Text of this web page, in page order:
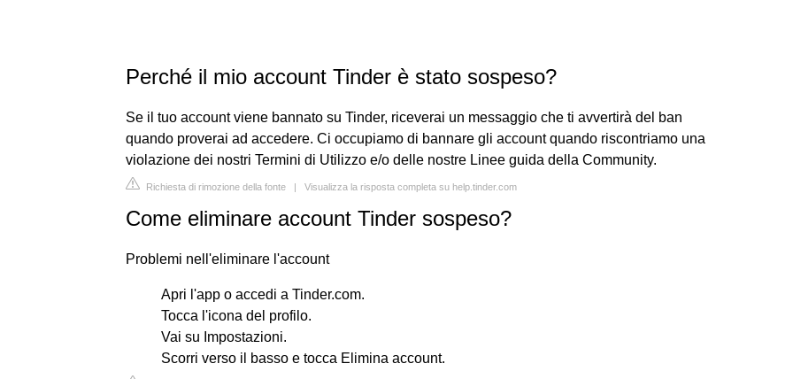
Perché il mio account Tinder è stato sospeso?
Se il tuo account viene bannato su Tinder, riceverai un messaggio che ti avvertirà del ban
quando proverai ad accedere. Ci occupiamo di bannare gli account quando riscontriamo una
violazione dei nostri Termini di Utilizzo e/o delle nostre Linee guida della Community.
Richiesta di rimozione della fonte | Visualizza la risposta completa su help.tinder.com
Come eliminare account Tinder sospeso?
Problemi nell'eliminare l'account
Apri l'app o accedi a Tinder.com.
Tocca l'icona del profilo.
Vai su Impostazioni.
Scorri verso il basso e tocca Elimina account.